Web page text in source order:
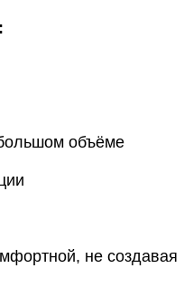
объёме
не создавая